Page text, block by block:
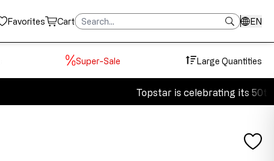
Favorites Cart EN
Super-Sale Large Quantities
Topstar is celebrating its 50th